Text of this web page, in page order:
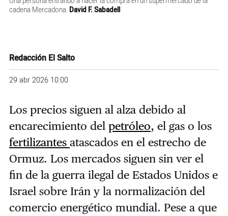
cadena Mercadona. David F. Sabadell
Redacción El Salto
29 abr 2026 10:00
Los precios siguen al alza debido al
encarecimiento del petróleo, el gas o los
fertilizantes atascados en el estrecho de
Ormuz. Los mercados siguen sin ver el
fin de la guerra ilegal de Estados Unidos e
Israel sobre Irán y la normalización del
comercio energético mundial. Pese a que